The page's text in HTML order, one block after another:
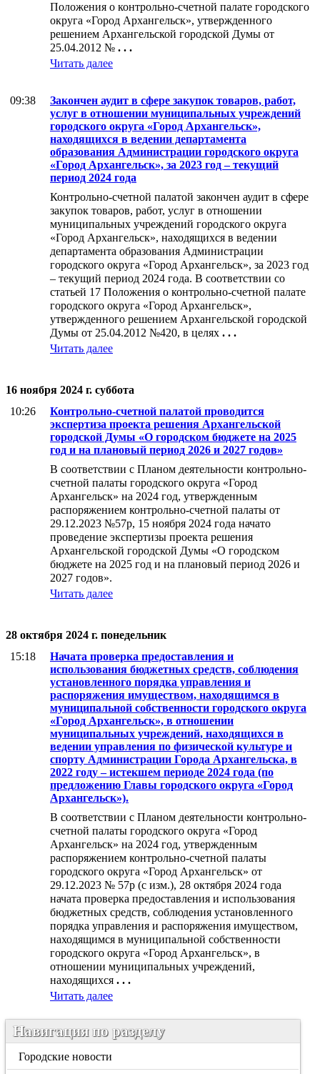
Положения о контрольно-счетной палате городского
округа «Город Архангельск», утвержденного
решением Архангельской городской Думы от
25.04.2012 № . . .
Читать далее
09:38
Закончен аудит в сфере закупок товаров, работ,
услуг в отношении муниципальных учреждений
городского округа «Город Архангельск»,
находящихся в ведении департамента
образования Администрации городского округа
«Город Архангельск», за 2023 год – текущий
период 2024 года
Контрольно-счетной палатой закончен аудит в сфере
закупок товаров, работ, услуг в отношении
муниципальных учреждений городского округа
«Город Архангельск», находящихся в ведении
департамента образования Администрации
городского округа «Город Архангельск», за 2023 год
– текущий период 2024 года. В соответствии со
статьей 17 Положения о контрольно-счетной палате
городского округа «Город Архангельск»,
утвержденного решением Архангельской городской
Думы от 25.04.2012 №420, в целях . . .
Читать далее
16 ноября 2024 г. суббота
10:26
Контрольно-счетной палатой проводится
экспертиза проекта решения Архангельской
городской Думы «О городском бюджете на 2025
год и на плановый период 2026 и 2027 годов»
В соответствии с Планом деятельности контрольно-
счетной палаты городского округа «Город
Архангельск» на 2024 год, утвержденным
распоряжением контрольно-счетной палаты от
29.12.2023 №57р, 15 ноября 2024 года начато
проведение экспертизы проекта решения
Архангельской городской Думы «О городском
бюджете на 2025 год и на плановый период 2026 и
2027 годов».
Читать далее
28 октября 2024 г. понедельник
15:18
Начата проверка предоставления и
использования бюджетных средств, соблюдения
установленного порядка управления и
распоряжения имуществом, находящимся в
муниципальной собственности городского округа
«Город Архангельск», в отношении
муниципальных учреждений, находящихся в
ведении управления по физической культуре и
спорту Администрации Города Архангельска, в
2022 году – истекшем периоде 2024 года (по
предложению Главы городского округа «Город
Архангельск»).
В соответствии с Планом деятельности контрольно-
счетной палаты городского округа «Город
Архангельск» на 2024 год, утвержденным
распоряжением контрольно-счетной палаты
городского округа «Город Архангельск» от
29.12.2023 № 57р (с изм.), 28 октября 2024 года
начата проверка предоставления и использования
бюджетных средств, соблюдения установленного
порядка управления и распоряжения имуществом,
находящимся в муниципальной собственности
городского округа «Город Архангельск», в
отношении муниципальных учреждений,
находящихся . . .
Читать далее
Навигация по разделу
Городские новости